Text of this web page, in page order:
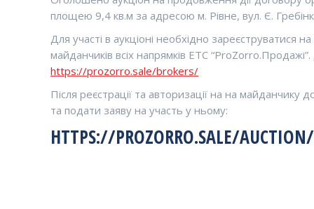
площею 9,4 кв.м за адресою м. Рівне, вул. Є.
Для участі в аукціоні необхідно
майданчиків всіх напрямків ЕТС
https://prozorro.sale/brokers/
Після реєстрації та авторизації на на
та подати заяву на участь у ньому:
HTTPS://PROZORRO.SALE/